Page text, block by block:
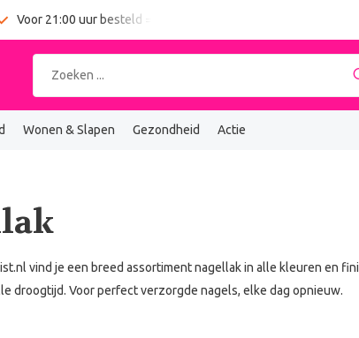
21:00 uur besteld = vandaag verzonden
Wonen & Slapen Gezondheid Actie
vind je een breed assortiment nagellak in alle kleuren en
droogtijd. Voor perfect verzorgde nagels, elke dag opnieuw.